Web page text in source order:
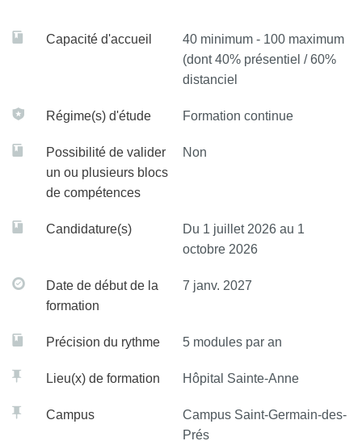
Capacité d'accueil
40 minimum - 100 maximum
(dont 40% présentiel / 60%
distanciel
Régime(s) d'étude Formation continue
Possibilité de valider
un ou plusieurs blocs
de compétences
Non
Candidature(s)
Du 1 juillet 2026 au 1
octobre 2026
Date de début de la
formation
7 janv. 2027
Précision du rythme 5 modules par an
Lieu(x) de formation Hôpital Sainte-Anne
Campus
Campus Saint-Germain-des-
Prés